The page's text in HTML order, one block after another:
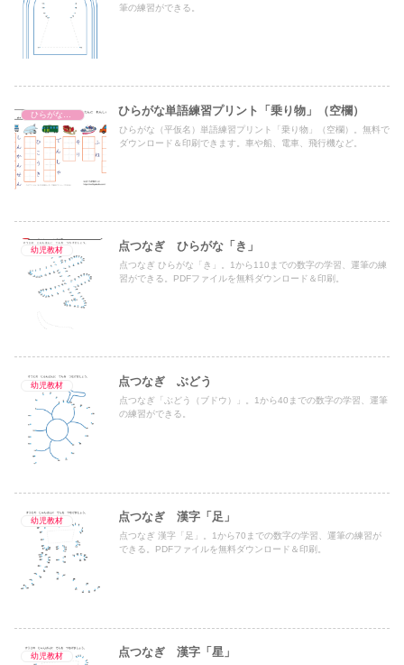
筆の練習ができる。
ひらがな単語練習プリント ひらがな単語練習プリント「乗り物」（空欄）
ひらがな（平仮名）単語練習プリント「乗り物」（空欄）。無料で
ダウンロード＆印刷できます。車や船、電車、飛行機など。
幼児教材 点つなぎ ひらがな「き」
点つなぎ ひらがな「き」。1から110までの数字の学習、運筆の練
習ができる。PDFファイルを無料ダウンロード＆印刷。
幼児教材 点つなぎ ぶどう
点つなぎ「ぶどう（ブドウ）」。1から40までの数字の学習、運筆
の練習ができる。
幼児教材 点つなぎ 漢字「足」
点つなぎ 漢字「足」。1から70までの数字の学習、運筆の練習が
できる。PDFファイルを無料ダウンロード＆印刷。
幼児教材 点つなぎ 漢字「星」